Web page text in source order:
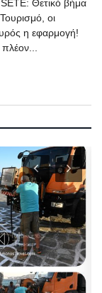
Θετικό βήμα
οι
η εφαρμογή!
πλέον...